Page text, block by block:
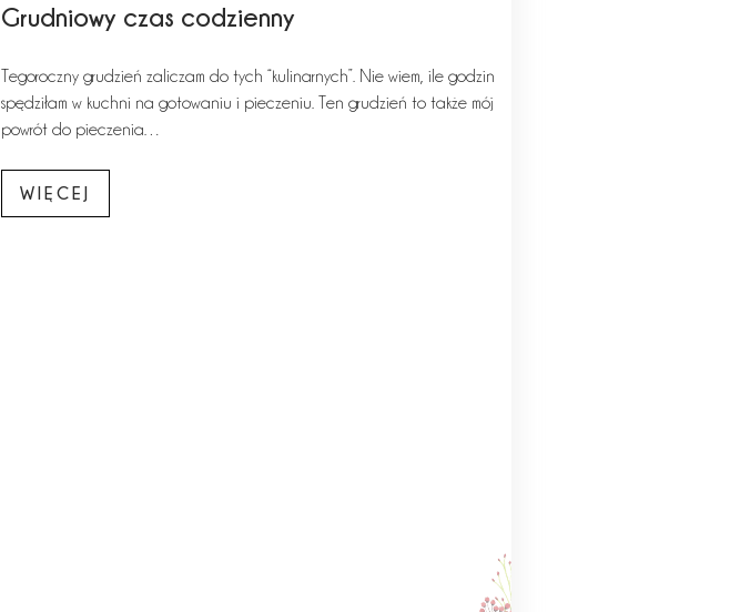
Grudniowy czas codzienny
Tegoroczny grudzień zaliczam do tych “kulinarnych”. Nie wiem, ile godzin
spędziłam w kuchni na gotowaniu i pieczeniu. Ten grudzień to także mój
powrót do pieczenia…
WIĘCEJ